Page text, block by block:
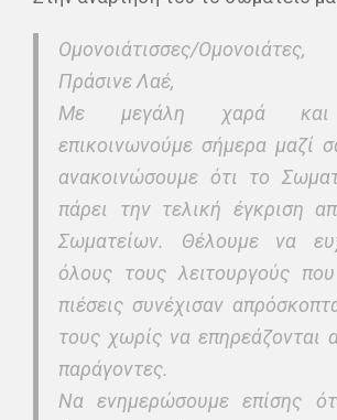
Ομονοιάτισσες/
Πράσινε Λαέ,
Με μεγάλη χαρά και
επικοινωνούμε σήμερα μαζί
ανακοινώσουμε ότι το
πάρει την τελική έγκριση
Σωματείων. Θέλουμε να
όλους τους λειτουργούς
πιέσεις συνέχισαν
τους χωρίς να επηρεάζονται
παράγοντες.
Να ενημερώσουμε επίσης